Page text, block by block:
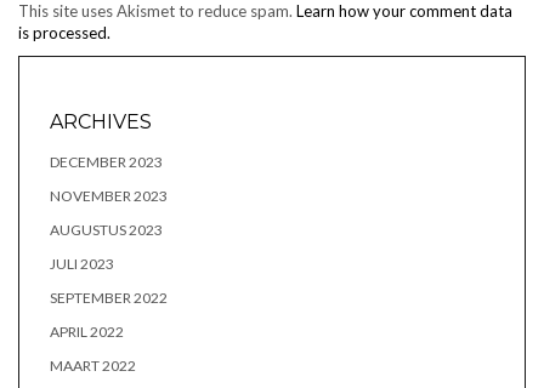
This site uses Akismet to reduce spam. Learn how your comment data
is processed.
ARCHIVES
DECEMBER 2023
NOVEMBER 2023
AUGUSTUS 2023
JULI 2023
SEPTEMBER 2022
APRIL 2022
MAART 2022